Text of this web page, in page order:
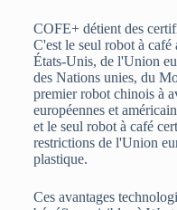
COFE+ détient des
C'est le seul robot à café
États-Unis, de l'Union
des Nations unies, du
premier robot chinois à
européennes et
et le seul robot à café
restrictions de l'Union
plastique.
Ces avantages